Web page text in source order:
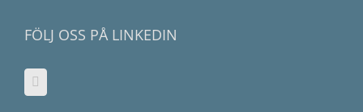
FÖLJ OSS PÅ LINKEDIN